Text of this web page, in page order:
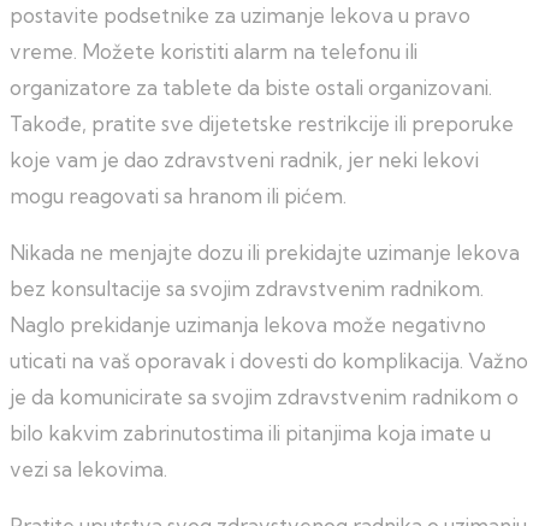
postavite podsetnike za uzimanje lekova u pravo
vreme. Možete koristiti alarm na telefonu ili
organizatore za tablete da biste ostali organizovani.
Takođe, pratite sve dijetetske restrikcije ili preporuke
koje vam je dao zdravstveni radnik, jer neki lekovi
mogu reagovati sa hranom ili pićem.
Nikada ne menjajte dozu ili prekidajte uzimanje lekova
bez konsultacije sa svojim zdravstvenim radnikom.
Naglo prekidanje uzimanja lekova može negativno
uticati na vaš oporavak i dovesti do komplikacija. Važno
je da komunicirate sa svojim zdravstvenim radnikom o
bilo kakvim zabrinutostima ili pitanjima koja imate u
vezi sa lekovima.